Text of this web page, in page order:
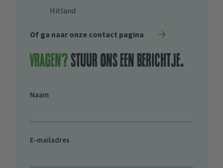
Hitland
Of ga naar onze contact pagina
Vragen?stuur ons een berichtje.
Naam
E-mailadres